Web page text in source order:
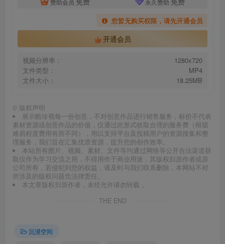
您暂无购买权限，请先开通会员
开通会员
视频分辨率：
1280x720
文件类型：
MP4
文件大小：
18.25MB
© 版权声明
展示酷珍视每一份创意，不对创意作品进行销售服务，标价不代表
素材资源或创意作品的价值，仅通过此形式收取合理的服务费（根据
难易程度费用有所不同），用以支持平台及投稿用户的资源搜集和整
理服务，我们旨在汇集优质资源，提升您的创作效率。
本站所有图片、视频、素材、文件等均通过网络等公开合法渠道获
取仅作为学习交流之用，不得用作于商业用途，其版权归原作者或原
公司所有，若侵犯到您的权益，请及时与我们联系删除，本网站不对
所涉及的版权问题负法律责任。
本文章版权归原作者，未经允许请勿转载 。
THE END
沉浸空间